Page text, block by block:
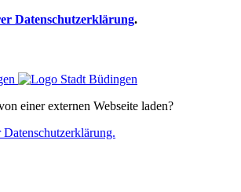
Datenschutzerklärung.
einer externen Webseite laden?